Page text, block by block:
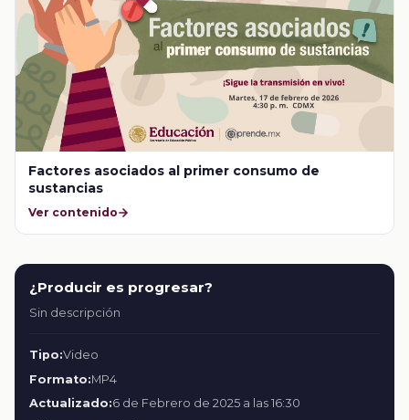
Factores asociados al primer consumo de
sustancias
Ver contenido
¿Producir es progresar?
Sin descripción
Tipo:Video
Formato:MP4
Actualizado:6 de Febrero de 2025 a las 16:30